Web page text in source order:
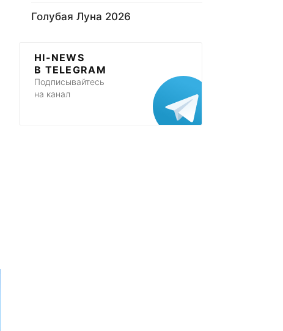
Голубая Луна 2026
HI-NEWS
В TELEGRAM
Подписывайтесь
на канал